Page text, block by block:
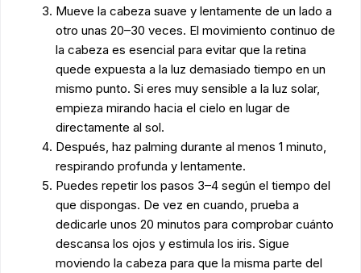
Mueve la cabeza suave y lentamente de un lado a
otro unas 20–30 veces. El movimiento continuo de
la cabeza es esencial para evitar que la retina
quede expuesta a la luz demasiado tiempo en un
mismo punto. Si eres muy sensible a la luz solar,
empieza mirando hacia el cielo en lugar de
directamente al sol.
Después, haz palming durante al menos 1 minuto,
respirando profunda y lentamente.
Puedes repetir los pasos 3–4 según el tiempo del
que dispongas. De vez en cuando, prueba a
dedicarle unos 20 minutos para comprobar cuánto
descansa los ojos y estimula los iris. Sigue
moviendo la cabeza para que la misma parte del